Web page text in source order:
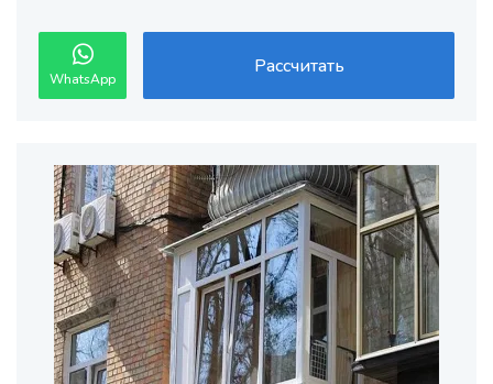
WhatsApp
Рассчитать